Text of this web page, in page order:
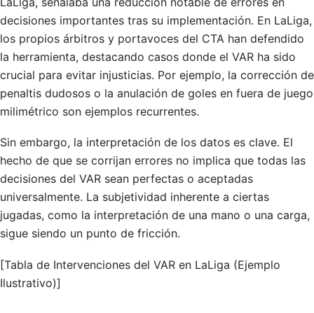
decisiones importantes tras su implementación. En LaLiga,
los propios árbitros y portavoces del CTA han defendido
la herramienta, destacando casos donde el VAR ha sido
crucial para evitar injusticias. Por ejemplo, la corrección de
penaltis dudosos o la anulación de goles en fuera de juego
milimétrico son ejemplos recurrentes.
Sin embargo, la interpretación de los datos es clave. El
hecho de que se corrijan errores no implica que todas las
decisiones del VAR sean perfectas o aceptadas
universalmente. La subjetividad inherente a ciertas
jugadas, como la interpretación de una mano o una carga,
sigue siendo un punto de fricción.
[Tabla de Intervenciones del VAR en LaLiga (Ejemplo
Ilustrativo)]